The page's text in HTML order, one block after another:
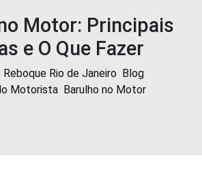
Motor: Principais
e O Que Fazer
Reboque Rio de Janeiro Blog
Motorista Barulho no Motor